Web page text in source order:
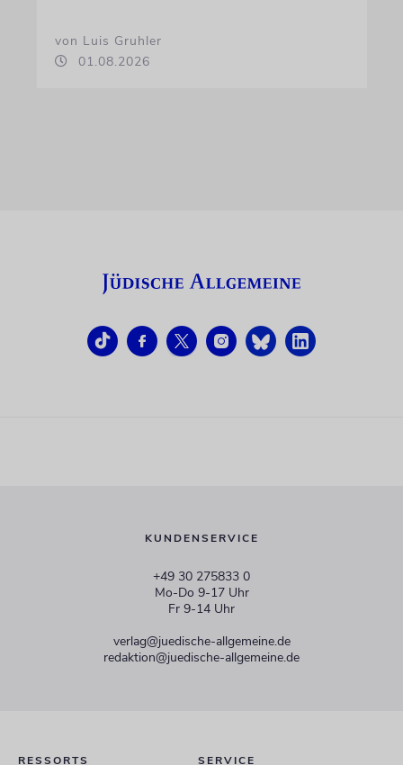
von Luis Gruhler
01.08.2026
KUNDENSERVICE
+49 30 275833 0
Mo-Do 9-17 Uhr
Fr 9-14 Uhr
verlag@juedische-allgemeine.de
redaktion@juedische-allgemeine.de
RESSORTS SERVICE